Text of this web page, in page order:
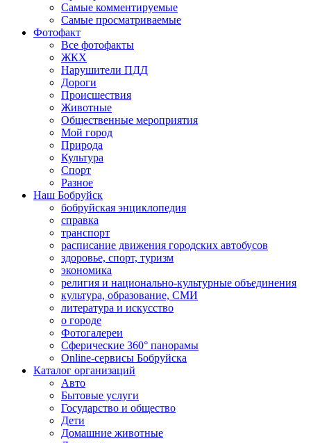
Самые комментируемые
Самые просматриваемые
Фотофакт
Все фотофакты
ЖКХ
Нарушители ПДД
Дороги
Происшествия
Животные
Общественные мероприятия
Мой город
Природа
Культура
Спорт
Разное
Наш Бобруйск
бобруйская энциклопедия
справка
транспорт
расписание движения городских автобусов
здоровье, спорт, туризм
экономика
религия и национально-культурные объединения
культура, образование, СМИ
литература и искусство
о городе
Фотогалереи
Сферические 360° панорамы
Online-сервисы Бобруйска
Каталог организаций
Авто
Бытовые услуги
Государство и общество
Дети
Домашние животные